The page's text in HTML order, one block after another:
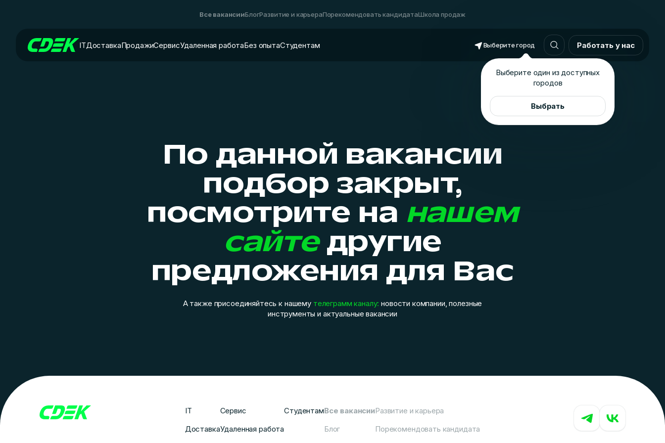
Все вакансииБлогРазвитие и карьераПорекомендовать кандидатаШкола продаж
ITДоставкаПродажиСервисУдаленная работаБез опытаСтудентам Выберите город
Выберите один из доступных
городов
Выбрать
Работать у нас
По данной вакансии
подбор закрыт,
посмотрите на нашем
сайтедругие
предложения для Вас
А также присоединяйтесь к нашему телеграмм каналу: новости компании, полезные
инструменты и актуальные вакансии
IT
Доставка
Сервис
Удаленная работа
СтудентамВсе вакансии
Блог
Развитие и карьера
Порекомендовать кандидата